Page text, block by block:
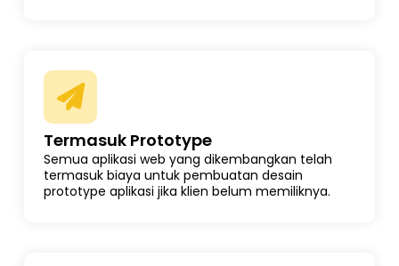
Termasuk Prototype
Semua aplikasi web yang dikembangkan telah
termasuk biaya untuk pembuatan desain
prototype aplikasi jika klien belum memiliknya.